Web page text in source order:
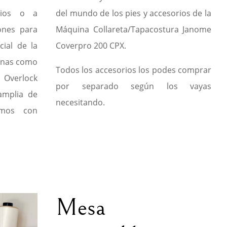
o a
para
de la
como
de
con
del mundo de los pies y accesorios de la
Máquina Collareta/Tapacostura Janome
Coverpro 200 CPX.
Todos los accesorios los podes comprar
por separado según los vayas
necesitando.
Mesa